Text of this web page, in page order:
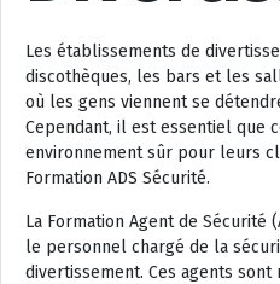
Les établissements de
discothèques, les bars et les
où les gens viennent se
Cependant, il est essentiel que
environnement sûr pour leurs
Formation ADS Sécurité.
La Formation Agent de Sécurité
le personnel chargé de la
divertissement. Ces agents